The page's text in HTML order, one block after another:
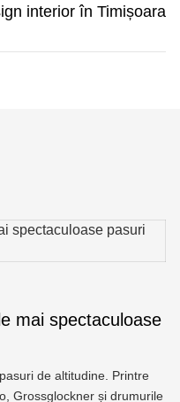
interior în Timișoara
mai spectaculoase
de altitudine. Printre
Grossglockner și drumurile